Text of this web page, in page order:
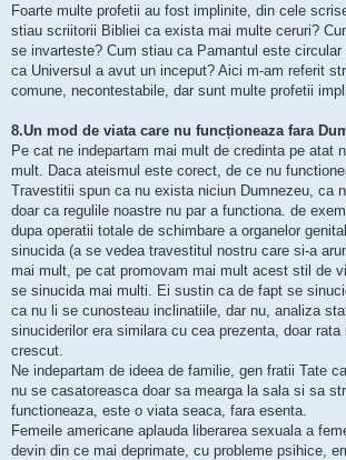
Foarte multe profetii au fost implinite, din cele
stiau scriitorii Bibliei ca exista mai multe ceruri?
se invarteste? Cum stiau ca Pamantul este circular
ca Universul a avut un inceput? Aici m-am referit
comune, necontestabile, dar sunt multe profetii
8.Un mod de viata care nu funcționeaza fara
Pe cat ne indepartam mai mult de credinta pe atat
mult. Daca ateismul este corect, de ce nu
Travestitii spun ca nu exista niciun Dumnezeu, ca
doar ca regulile noastre nu par a functiona. de
dupa operatii totale de schimbare a organelor
sinucida (a se vedea travestitul nostru care si-a
mai mult, pe cat promovam mai mult acest stil de
se sinucida mai multi. Ei sustin ca de fapt se
ca nu li se cunosteau inclinatiile, dar nu, analiza
sinuciderilor era similara cu cea prezenta, doar rata
crescut.
Ne indepartam de ideea de familie, gen fratii Tate
nu se casatoreasca doar sa mearga la sala si sa
functioneaza, este o viata seaca, fara esenta.
Femeile americane aplauda liberarea sexuala a
devin din ce mai deprimate, cu probleme psihice,